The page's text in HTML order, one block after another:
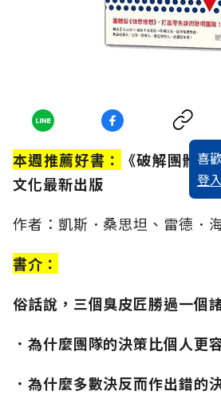
喜
登入
本週推薦好書：
《破解團體
文化最新出版
作者：凱斯．桑思坦、雷德．
書介：
俗話說，三個臭皮匠勝過一
．為什麼團隊的決策比個人更
．為什麼多數決反而作出錯的